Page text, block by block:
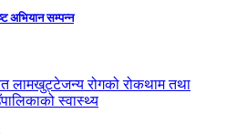
अभियान सम्पन्न
लामखुट्टेजन्य रोगको रोकथाम तथा
स्वास्थ्य